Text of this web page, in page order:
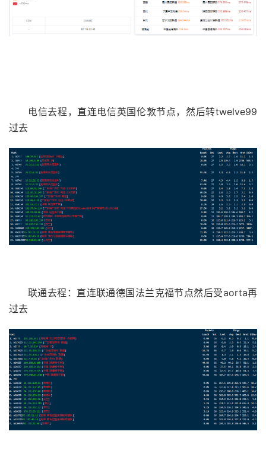
电信去程，直连电信英国伦敦节点，然后转twelve99
过去
联通去程：直连联通德国法兰克福节点然后受aorta再
过去